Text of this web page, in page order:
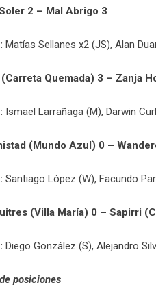
2 – Mal Abrigo 3
Matías Sellanes x2 (JS), Alan
(Carreta Quemada) 3 – Zanja
Ismael Larrañaga (M), Darwin
(Mundo Azul) 0 –
Santiago López (W), Facundo
(Villa María) 0 – Sapirri
Diego González (S), Alejandro
posiciones